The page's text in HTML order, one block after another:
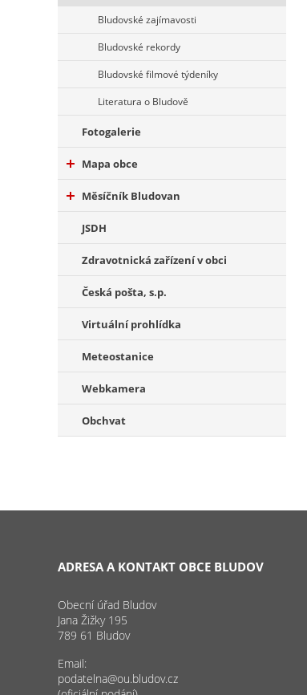
Bludovské zajímavosti
Bludovské rekordy
Bludovské filmové týdeníky
Literatura o Bludově
Fotogalerie
Mapa obce
Měsíčník Bludovan
JSDH
Zdravotnická zařízení v obci
Česká pošta, s.p.
Virtuální prohlídka
Meteostanice
Webkamera
Obchvat
ADRESA A KONTAKT OBCE BLUDOV
Obecní úřad Bludov
Jana Žižky 195
789 61 Bludov
Email:
podatelna@ou.bludov.cz